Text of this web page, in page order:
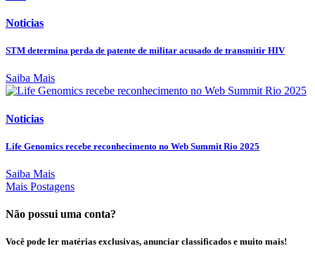
Noticias
STM determina perda de patente de militar acusado de transmitir HIV
Saiba Mais
Noticias
Life Genomics recebe reconhecimento no Web Summit Rio 2025
Saiba Mais
Mais Postagens
Não possui uma conta?
Você pode ler matérias exclusivas, anunciar classificados e muito mais!